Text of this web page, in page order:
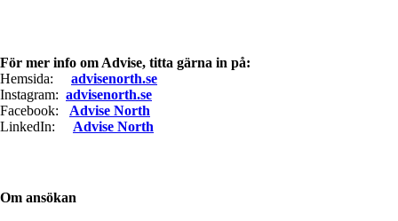
För mer info om Advise, titta gärna in på:
Hemsida: advisenorth.se
Instagram: advisenorth.se
Facebook: Advise North
LinkedIn: Advise North
Om ansökan